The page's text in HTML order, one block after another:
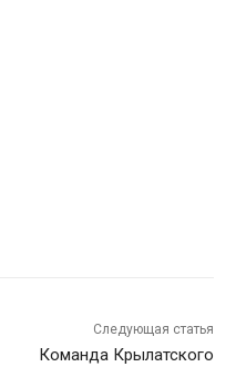
Следующая статья
Команда Крылатского